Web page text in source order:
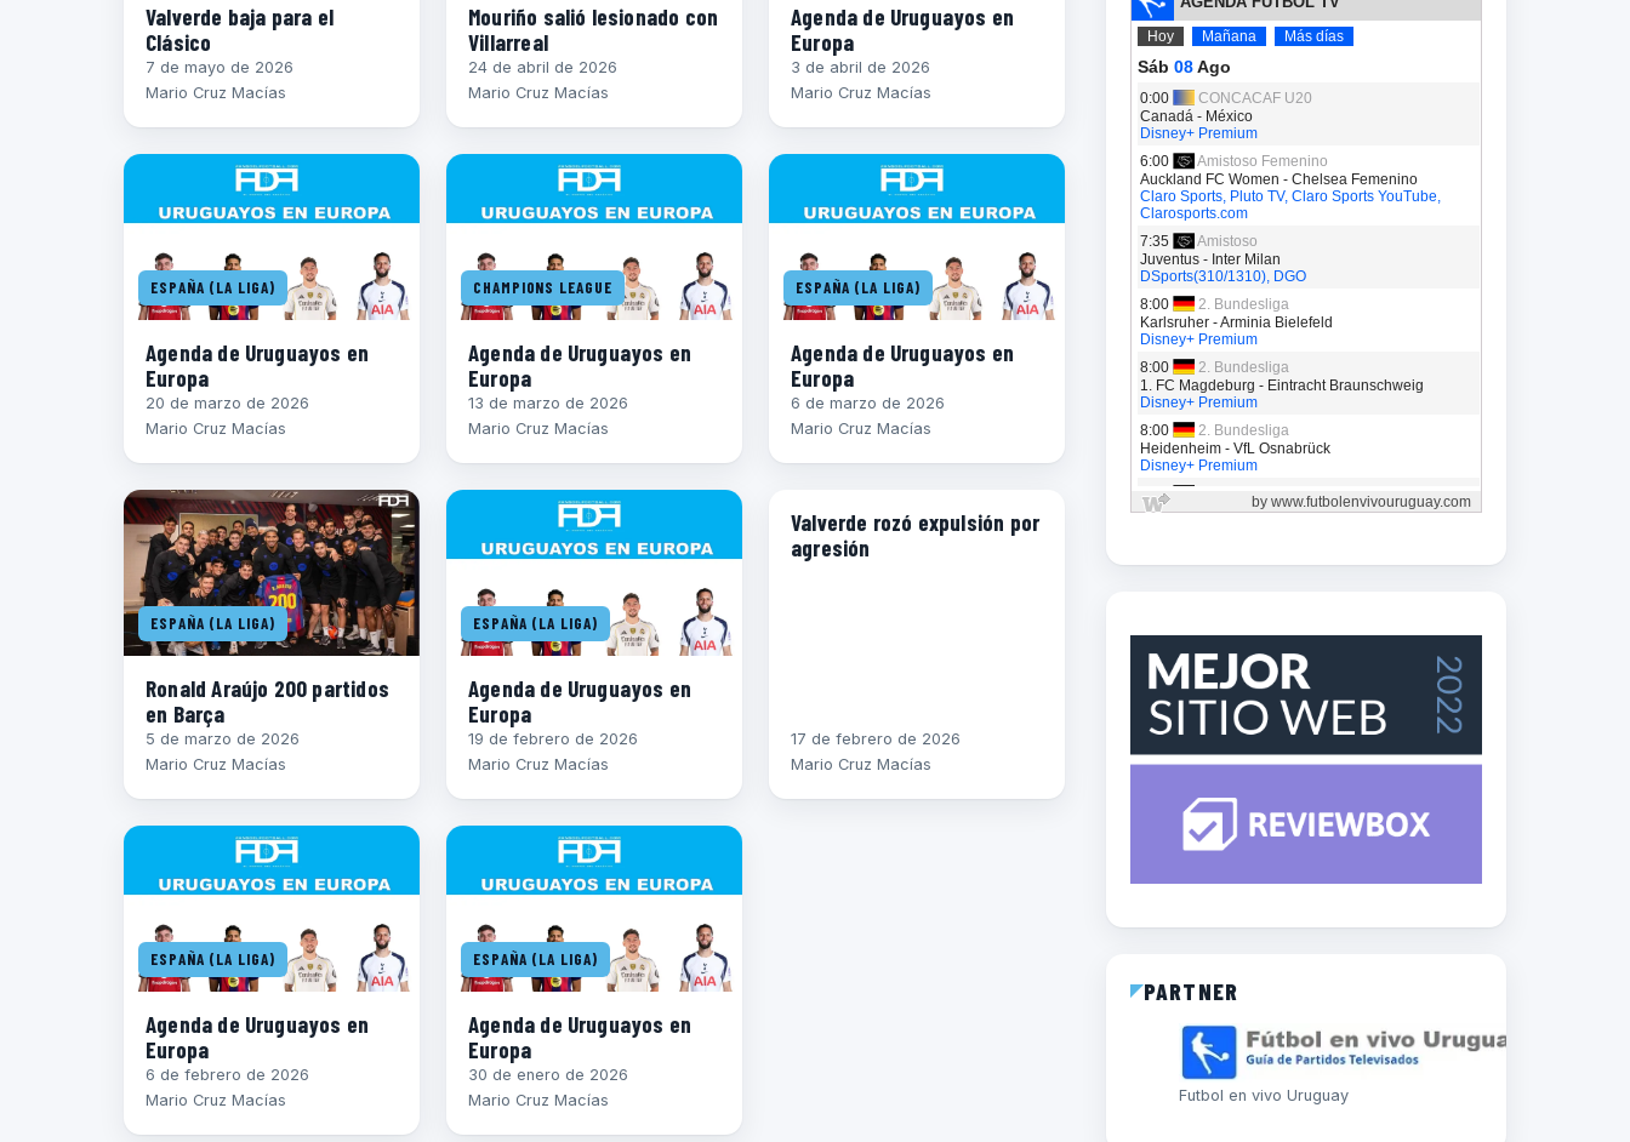
Valverde baja para el
Clásico
7 de mayo de 2026
Mario Cruz Macías
Mouriño salió lesionado con
Villarreal
24 de abril de 2026
Mario Cruz Macías
Agenda de Uruguayos en
Europa
3 de abril de 2026
Mario Cruz Macías
ESPAÑA (LA LIGA)
Agenda de Uruguayos en
Europa
20 de marzo de 2026
Mario Cruz Macías
CHAMPIONS LEAGUE
Agenda de Uruguayos en
Europa
13 de marzo de 2026
Mario Cruz Macías
ESPAÑA (LA LIGA)
Agenda de Uruguayos en
Europa
6 de marzo de 2026
Mario Cruz Macías
ESPAÑA (LA LIGA)
Ronald Araújo 200 partidos
en Barça
5 de marzo de 2026
Mario Cruz Macías
ESPAÑA (LA LIGA)
Agenda de Uruguayos en
Europa
19 de febrero de 2026
Mario Cruz Macías
Valverde rozó expulsión por
agresión
17 de febrero de 2026
Mario Cruz Macías
ESPAÑA (LA LIGA)
Agenda de Uruguayos en
Europa
6 de febrero de 2026
Mario Cruz Macías
ESPAÑA (LA LIGA)
Agenda de Uruguayos en
Europa
30 de enero de 2026
Mario Cruz Macías
PARTNER
Futbol en vivo Uruguay